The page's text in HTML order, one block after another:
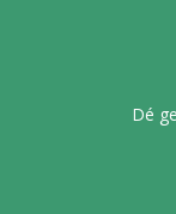
Dé